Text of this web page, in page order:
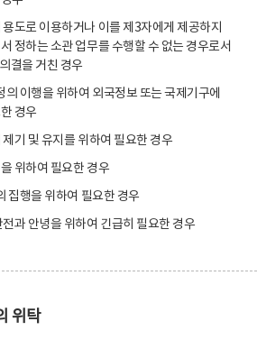
도로 이용하거나 이를 제3자에게 제공하지
정하는 소관 업무를 수행할 수 없는 경우로서
결을 거친 경우
의 이행을 위하여 외국정보 또는 국제기구에
경우
기 및 유지를 위하여 필요한 경우
위하여 필요한 경우
집행을 위하여 필요한 경우
과 안녕을 위하여 긴급히 필요한 경우
위탁